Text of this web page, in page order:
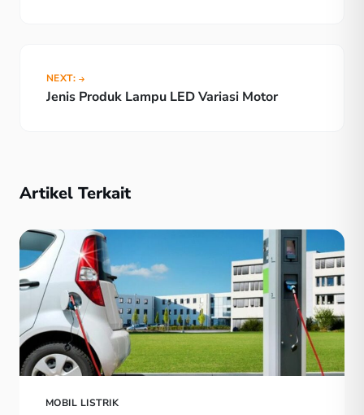
NEXT:
Jenis Produk Lampu LED Variasi Motor
Artikel Terkait
MOBIL LISTRIK